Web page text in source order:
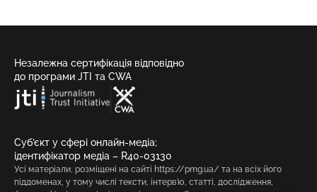
Незалежна сертифікація відповідно
до програми JTI та CWA
Суб’єкт у сфері онлайн-медіа;
ідентифікатор медіа – R40-03130
Усі матеріали, розміщені на сайті https://pmg.ua/ та на всіх його
піддоменах, у тому числі тексти, інтерв’ю, статті, дослідження,